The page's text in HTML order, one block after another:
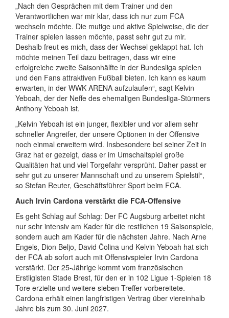
„Nach den Gesprächen mit dem Trainer und den
Verantwortlichen war mir klar, dass ich nur zum FCA
wechseln möchte. Die mutige und aktive Spielweise, die der
Trainer spielen lassen möchte, passt sehr gut zu mir.
Deshalb freut es mich, dass der Wechsel geklappt hat. Ich
möchte meinen Teil dazu beitragen, dass wir eine
erfolgreiche zweite Saisonhälfte in der Bundesliga spielen
und den Fans attraktiven Fußball bieten. Ich kann es kaum
erwarten, in der WWK ARENA aufzulaufen“, sagt Kelvin
Yeboah, der der Neffe des ehemaligen Bundesliga-Stürmers
Anthony Yeboah ist.
„Kelvin Yeboah ist ein junger, flexibler und vor allem sehr
schneller Angreifer, der unsere Optionen in der Offensive
noch einmal erweitern wird. Insbesondere bei seiner Zeit in
Graz hat er gezeigt, dass er im Umschaltspiel große
Qualitäten hat und viel Torgefahr versprüht. Daher passt er
sehr gut zu unserer Mannschaft und zu unserem Spielstil“,
so Stefan Reuter, Geschäftsführer Sport beim FCA.
Auch Irvin Cardona verstärkt die FCA-Offensive
Es geht Schlag auf Schlag: Der FC Augsburg arbeitet nicht
nur sehr intensiv am Kader für die restlichen 19 Saisonspiele,
sondern auch am Kader für die nächsten Jahre. Nach Arne
Engels, Dion Beljo, David Čolina und Kelvin Yeboah hat sich
der FCA ab sofort auch mit Offensivspieler Irvin Cardona
verstärkt. Der 25-Jährige kommt vom französischen
Erstligisten Stade Brest, für den er in 102 Ligue 1-Spielen 18
Tore erzielte und weitere sieben Treffer vorbereitete.
Cardona erhält einen langfristigen Vertrag über viereinhalb
Jahre bis zum 30. Juni 2027.